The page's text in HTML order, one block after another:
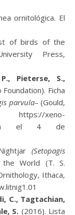
ornitológica. El
of birds of the
Press,
Pieterse, S.,
Ficha
parvula– (Gould,
xeno-
el 4 de
(Setopagis
World (T. S.
Ithaca,
C., Tagtachian,
S. (2016). Lista